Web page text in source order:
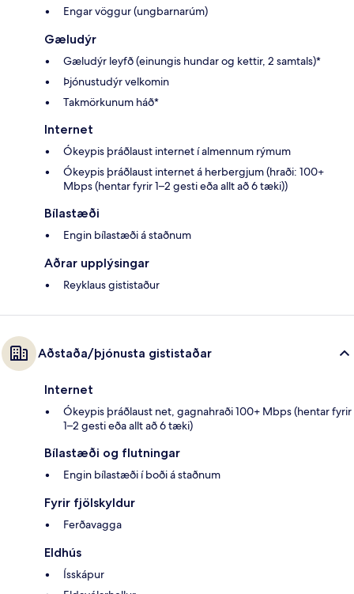
Engar vöggur (ungbarnarúm)
Gæludýr
Gæludýr leyfð (einungis hundar og kettir, 2 samtals)*
Þjónustudýr velkomin
Takmörkunum háð*
Internet
Ókeypis þráðlaust internet í almennum rýmum
Ókeypis þráðlaust internet á herbergjum (hraði: 100+
Mbps (hentar fyrir 1–2 gesti eða allt að 6 tæki))
Bílastæði
Engin bílastæði á staðnum
Aðrar upplýsingar
Reyklaus gististaður
Aðstaða/þjónusta gististaðar
Internet
Ókeypis þráðlaust net, gagnahraði 100+ Mbps (hentar fyrir
1–2 gesti eða allt að 6 tæki)
Bílastæði og flutningar
Engin bílastæði í boði á staðnum
Fyrir fjölskyldur
Ferðavagga
Eldhús
Ísskápur